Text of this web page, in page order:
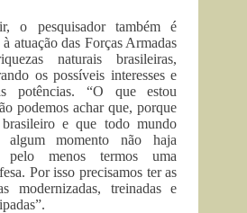
o pesquisador também é
atuação das Forças Armadas
naturais brasileiras,
os possíveis interesses e
potências. “O que estou
podemos achar que, porque
e que todo mundo
momento não haja
pelo menos termos uma
Por isso precisamos ter as
modernizadas, treinadas e